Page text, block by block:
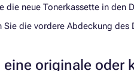
die neue Tonerkassette in den
Sie die vordere Abdeckung des
eine originale oder